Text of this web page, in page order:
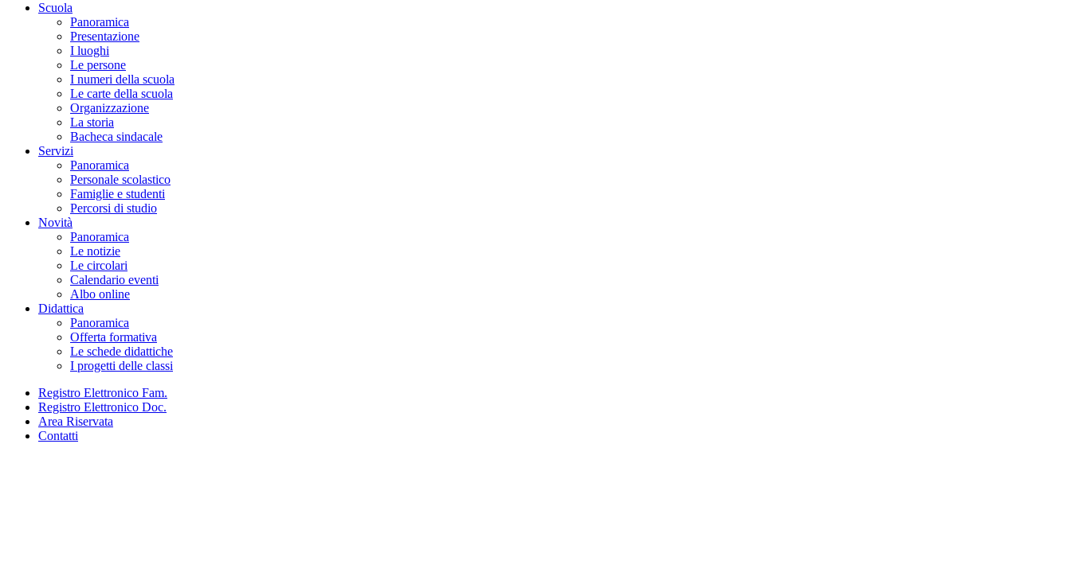
Scuola
Panoramica
Presentazione
I luoghi
Le persone
I numeri della scuola
Le carte della scuola
Organizzazione
La storia
Bacheca sindacale
Servizi
Panoramica
Personale scolastico
Famiglie e studenti
Percorsi di studio
Novità
Panoramica
Le notizie
Le circolari
Calendario eventi
Albo online
Didattica
Panoramica
Offerta formativa
Le schede didattiche
I progetti delle classi
Registro Elettronico Fam.
Registro Elettronico Doc.
Area Riservata
Contatti